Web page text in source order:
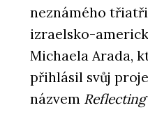
neznámého
izraelsko-
Michaela Arada,
přihlásil svůj
názvem